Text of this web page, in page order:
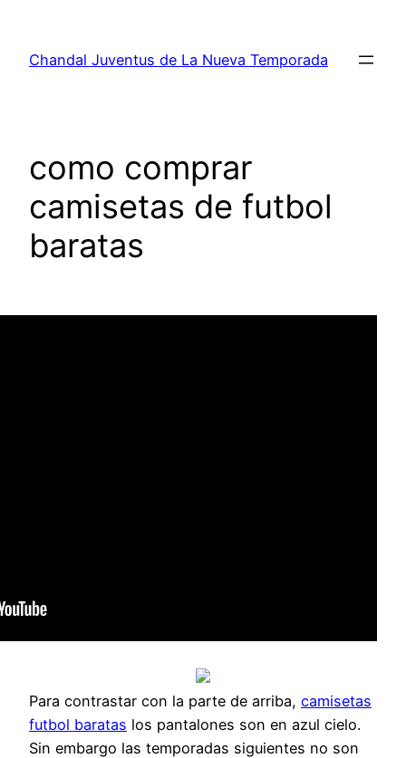
contenido
Chandal Juventus de La Nueva Temporada
como comprar
camisetas de futbol
baratas
Para contrastar con la parte de arriba, camisetas
futbol baratas los pantalones son en azul cielo.
Sin embargo las temporadas siguientes no son